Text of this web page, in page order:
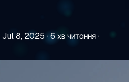
Jul 8, 2025 ·6 хв читання·